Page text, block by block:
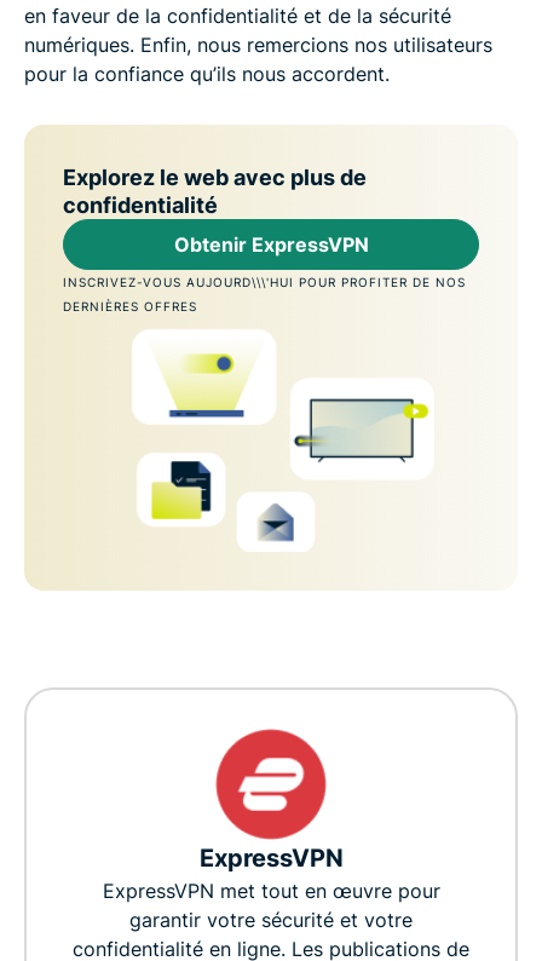
en faveur de la confidentialité et de la sécurité
numériques. Enfin, nous remercions nos utilisateurs
pour la confiance qu’ils nous accordent.
Explorez le web avec plus de
confidentialité
Obtenir ExpressVPN
INSCRIVEZ-VOUS AUJOURD\\\'HUI POUR PROFITER DE NOS
DERNIÈRES OFFRES
ExpressVPN
ExpressVPN met tout en œuvre pour
garantir votre sécurité et votre
confidentialité en ligne. Les publications de